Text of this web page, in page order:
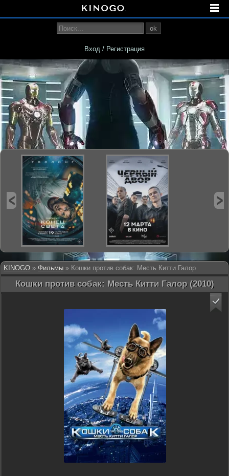
KINOGO » Фильмы » Кошки против собак: Месть Китти Галор
Кошки против собак: Месть Китти Галор (2010)
ok
Вход / Регистрация